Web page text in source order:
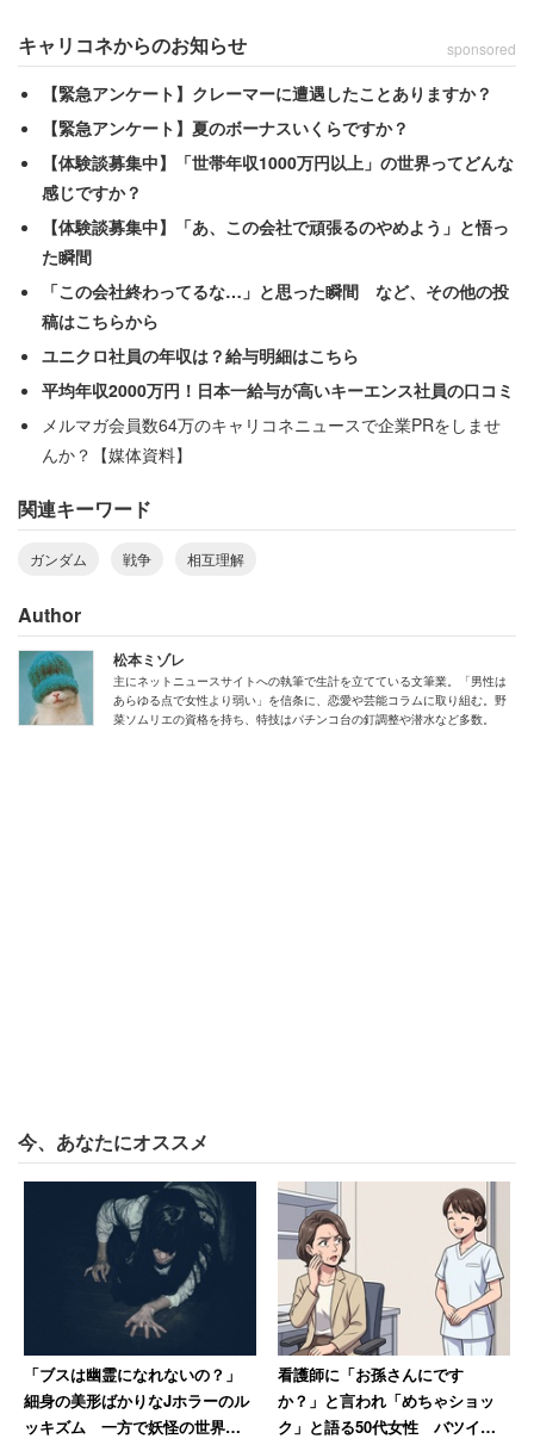
とも書き込んでいる。アムロも結局、ララァを倒してしま
っている。人が本当に理解し合えるのなら、戦争も起きな
いはず、という意見も分からないでもない。
僕自身、このスレ主にどう答えていいかわからないんだけ
ど、スレッドには色々な切り口の声が寄せられていた。ち
ょっといくつか紹介していこう。
「分かり合えたら争わへんってわけやないやん」
「今はまだ分かり合えないけど、それでもいつの日
か人が宇宙に適応し分かり合うことを目指し、それ
でも戦っていくんや」
「分かったって、考え方を変えるわけではないから
な」
「分かり合える人より腐敗した連邦や反抗勢力で分
かり合えない人達の方が大多数だからね」
こんな具合で、様々な意見がある。
い。前線のパイロット同士の相互理解で終戦となるなら、
そんな都合の良い話もない。
ここは現実と一緒だろう。戦争状態の国の双方にだって、
きっと友人同士だった者たちはかつて大勢いたことだろう
それに、僕らは『機動戦士ガンダム』をどうしても主人公
視点で観てしまっているけど、アムロって、ジオン公国か
らすれば自軍のパイロットたちを大勢死なせてきた悪魔で
キャリコネからのお知らせ sponsored
【緊急アンケート】クレーマーに遭遇したことありますか？
【緊急アンケート】夏のボーナスいくらですか？
【体験談募集中】「世帯年収1000万円以上」の世界ってどんな
感じですか？
【体験談募集中】「あ、この会社で頑張るのやめよう」と悟っ
た瞬間
「この会社終わってるな…」と思った瞬間 など、その他の投
稿はこちらから
ユニクロ社員の年収は？給与明細はこちら
平均年収2000万円！日本一給与が高いキーエンス社員の口コミ
メルマガ会員数64万のキャリコネニュースで企業PRをしませ
んか？【媒体資料】
関連キーワード
ガンダム 戦争 相互理解
Author
松本ミゾレ
主にネットニュースサイトへの執筆で生計を立てている文筆業。「男性は
あらゆる点で女性より弱い」を信条に、恋愛や芸能コラムに取り組む。野
菜ソムリエの資格を持ち、特技はパチンコ台の釘調整や潜水など多数。
今、あなたにオススメ
「ブスは幽霊になれないの？」
細身の美形ばかりなJホラーのル
ッキズム 一方で妖怪の世界で
看護師に「お孫さんにです
か？」と言われ「めちゃショッ
ク」と語る50代女性 バツイチ